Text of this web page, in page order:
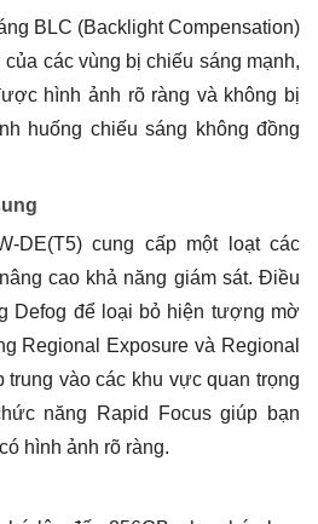
BLC (Backlight Compensation)
các vùng bị chiếu sáng mạnh,
hình ảnh rõ ràng và không bị
huống chiếu sáng không đồng
DE(T5) cung cấp một loạt các
cao khả năng giám sát. Điều
Defog để loại bỏ hiện tượng mờ
Regional Exposure và Regional
trung vào các khu vực quan trọng
năng Rapid Focus giúp bạn
hình ảnh rõ ràng.